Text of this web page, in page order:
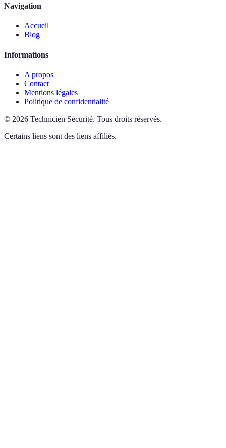
Navigation
Accueil
Blog
Informations
A propos
Contact
Mentions légales
Politique de confidentialité
© 2026 Technicien Sécurité. Tous droits réservés.
Certains liens sont des liens affiliés.